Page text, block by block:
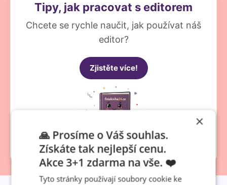
Tipy, jak pracovat s editorem
Chcete se rychle naučit, jak používat náš
editor?
Zjistěte více!
×
🙏 Prosíme o Váš souhlas.
Získáte tak nejlepší cenu.
Akce 3+1 zdarma na vše. ❤️
Tyto stránky používají soubory cookie ke